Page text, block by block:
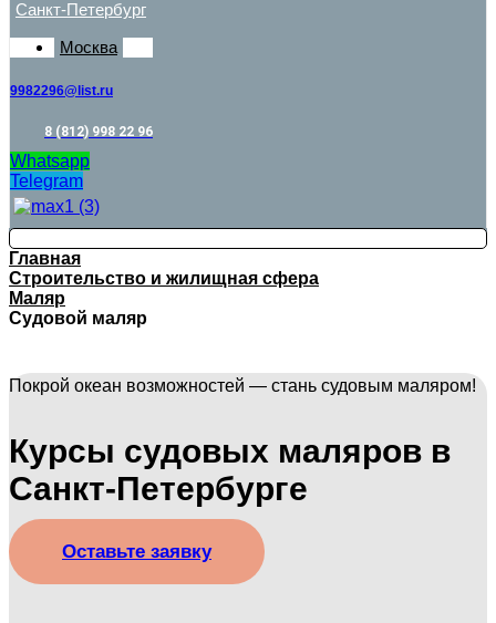
Санкт-Петербург
Москва
9982296@list.ru
8 (812) 998 22 96
Whatsapp
Telegram
Главная
Строительство и жилищная сфера
Маляр
Судовой маляр
Покрой океан возможностей — стань судовым маляром!
Курсы судовых маляров в
Санкт-Петербурге
Оставьте заявку